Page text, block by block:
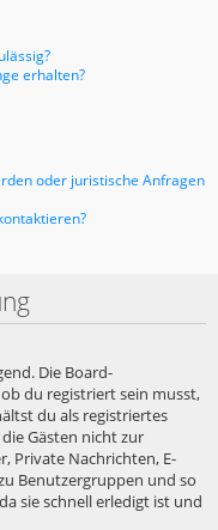
erhalten?
oder juristische Anfragen
Die Board-
du registriert sein musst,
du als registriertes
Gästen nicht zur
Private Nachrichten, E-
Benutzergruppen und so
sie schnell erledigt ist und